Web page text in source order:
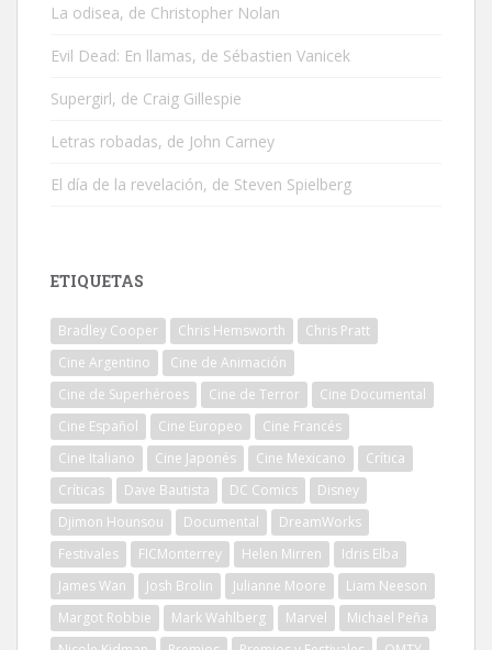
La odisea, de Christopher Nolan
Evil Dead: En llamas, de Sébastien Vanicek
Supergirl, de Craig Gillespie
Letras robadas, de John Carney
El día de la revelación, de Steven Spielberg
ETIQUETAS
Bradley Cooper Chris Hemsworth
Chris Pratt
Cine Argentino
Cine de Animación
Cine de Superhéroes
Cine de Terror
Cine Documental
Cine Español
Cine Europeo
Cine Francés
Cine Italiano
Cine Japonés Cine Mexicano
Crítica
Críticas
Dave Bautista DC Comics
Disney
Djimon Hounsou
Documental
DreamWorks
Festivales
FICMonterrey Helen Mirren
Idris Elba
James Wan
Josh Brolin Julianne Moore
Liam Neeson
Margot Robbie
Mark Wahlberg Marvel
Michael Peña